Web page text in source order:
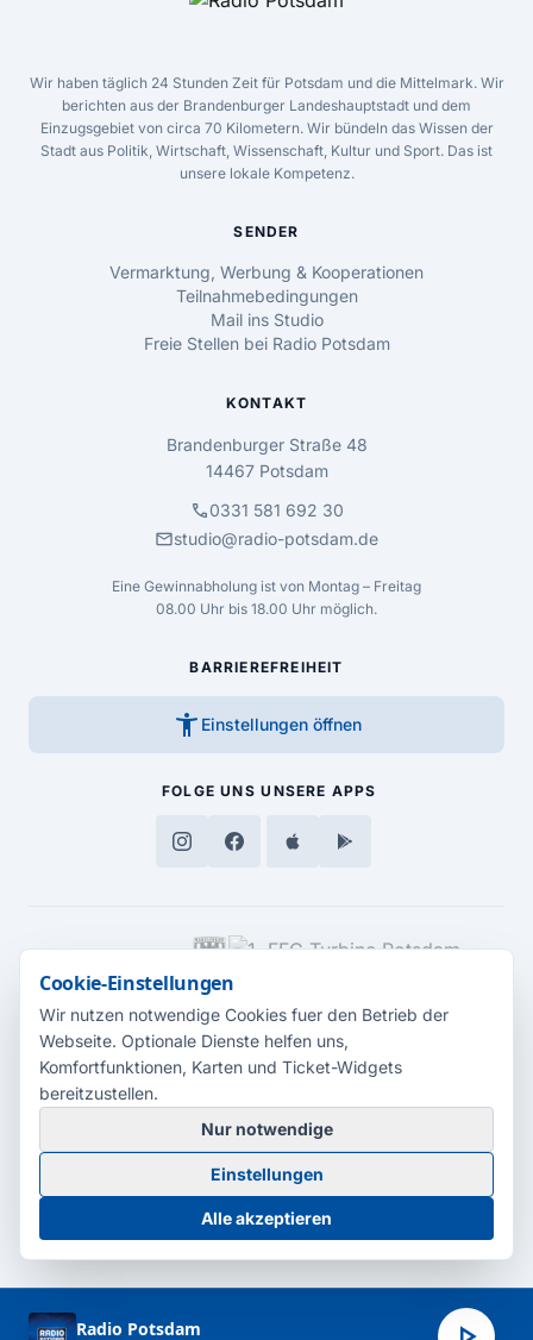
Radio Potsdam
Wir haben täglich 24 Stunden Zeit für Potsdam und die Mittelmark. Wir
berichten aus der Brandenburger Landeshauptstadt und dem
Einzugsgebiet von circa 70 Kilometern. Wir bündeln das Wissen der
Stadt aus Politik, Wirtschaft, Wissenschaft, Kultur und Sport. Das ist
unsere lokale Kompetenz.
SENDER
Vermarktung, Werbung & Kooperationen
Teilnahmebedingungen
Mail ins Studio
Freie Stellen bei Radio Potsdam
KONTAKT
Brandenburger Straße 48
14467 Potsdam
call0331 581 692 30
mailstudio@radio-potsdam.de
Eine Gewinnabholung ist von Montag – Freitag
08.00 Uhr bis 18.00 Uhr möglich.
BARRIEREFREIHEIT
accessibility_new Einstellungen öffnen
FOLGE UNS UNSERE APPS
MEDIENPARTNER
© 2026 Radio Potsdam. Webseite entwickelt durch dieMedienagentur
Babelsberg
BarrierefreiheitserklärungAGBDatenschutzImpressum
Cookie-Einstellungen
Cookie-Einstellungen
Wir nutzen notwendige Cookies fuer den Betrieb der
Webseite. Optionale Dienste helfen uns,
Komfortfunktionen, Karten und Ticket-Widgets
bereitzustellen.
Nur notwendige
Einstellungen
Alle akzeptieren